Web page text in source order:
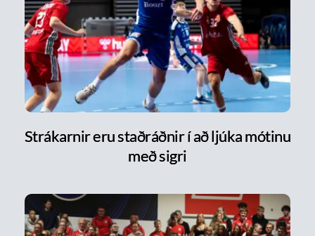
Strákarnir eru staðráðnir í að ljúka mótinu
með sigri